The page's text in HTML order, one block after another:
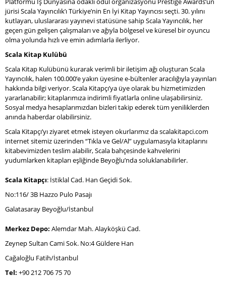
jürisi Scala Yayıncılık’ı Türkiye’nin En İyi Kitap Yayıncısı seçti. 30. yılını
kutlayan, uluslararası yayınevi statüsüne sahip Scala Yayıncılık, her
geçen gün gelişen çalışmaları ve ağıyla bölgesel ve küresel bir oyuncu
olma yolunda hızlı ve emin adımlarla ilerliyor.
Scala Kitap Kulübü
Scala Kitap Kulübünü kurarak verimli bir iletişim ağı oluşturan Scala
Yayıncılık, halen 100.000’e yakın üyesine e-bültenler aracılığıyla yayınları
hakkında bilgi veriyor. Scala Kitapçı’ya üye olarak bu hizmetimizden
yararlanabilir; kitaplarımıza indirimli fiyatlarla online ulaşabilirsiniz.
Sosyal medya hesaplarımızdan bizleri takip ederek tüm yeniliklerden
anında haberdar olabilirsiniz.
Scala Kitapçı’yı ziyaret etmek isteyen okurlarımız da scalakitapci.com
internet sitemiz üzerinden “Tıkla ve Gel/Al” uygulamasıyla kitaplarını
kitabevimizden teslim alabilir, Scala bahçesinde kahvelerini
yudumlarken kitapları eşliğinde Beyoğlu’nda soluklanabilirler.
Scala Kitapçı: İstiklal Cad. Han Geçidi Sok.
No:116/ 3B Hazzo Pulo Pasajı
Galatasaray Beyoğlu/İstanbul
Merkez Depo: Alemdar Mah. Alayköşkü Cad.
Zeynep Sultan Cami Sok. No:4 Güldere Han
Cağaloğlu Fatih/İstanbul
Tel: +90 212 706 75 70